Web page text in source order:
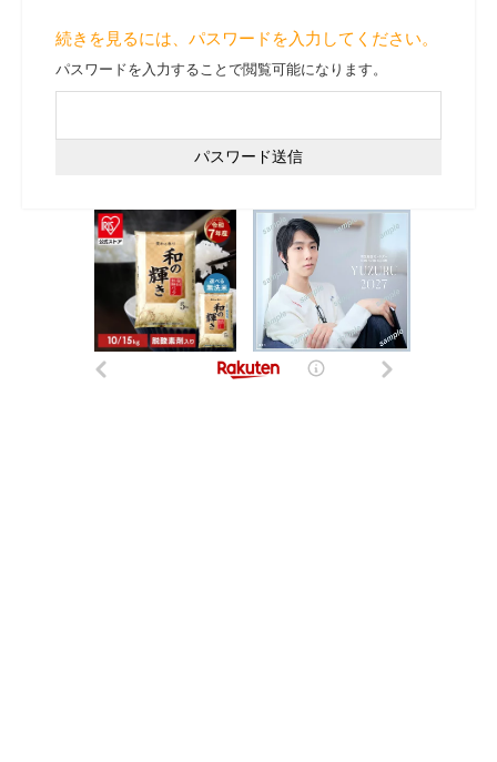
続きを見るには、パスワードを入力してください。
パスワードを入力することで閲覧可能になります。